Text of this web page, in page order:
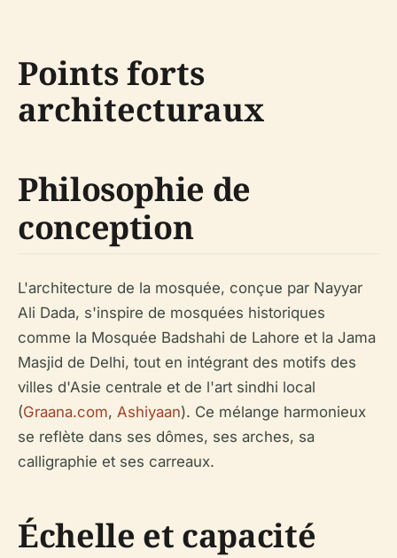
Points forts
architecturaux
Philosophie de
conception
L'architecture de la mosquée, conçue par Nayyar
Ali Dada, s'inspire de mosquées historiques
comme la Mosquée Badshahi de Lahore et la Jama
Masjid de Delhi, tout en intégrant des motifs des
villes d'Asie centrale et de l'art sindhi local
(Graana.com, Ashiyaan). Ce mélange harmonieux
se reflète dans ses dômes, ses arches, sa
calligraphie et ses carreaux.
Échelle et capacité